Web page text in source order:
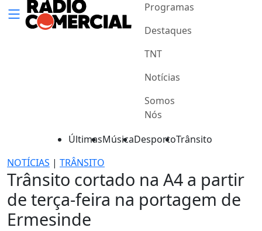
Programas
Destaques
TNT
Notícias
Somos
Nós
ÚltimasMúsicaDesportoTrânsito
NOTÍCIAS | TRÂNSITO
Trânsito cortado na A4 a partir
de terça-feira na portagem de
Ermesinde